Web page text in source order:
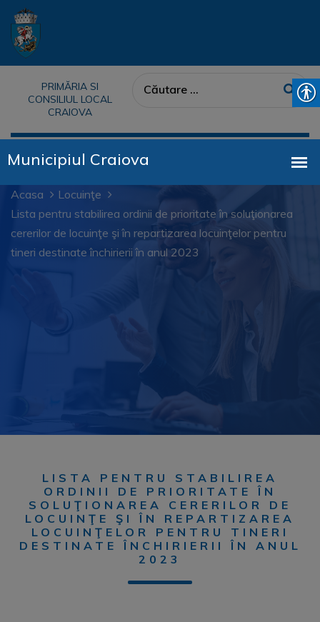
PRIMĂRIA SI
CONSILIUL LOCAL
CRAIOVA
Acasa
Locuinţe
Lista pentru stabilirea ordinii de prioritate în soluţionarea
cererilor de locuinţe şi în repartizarea locuinţelor pentru
tineri destinate închirierii în anul 2023
LISTA PENTRU STABILIREA
ORDINII DE PRIORITATE ÎN
SOLUŢIONAREA CERERILOR DE
LOCUINŢE ŞI ÎN REPARTIZAREA
LOCUINŢELOR PENTRU TINERI
DESTINATE ÎNCHIRIERII ÎN ANUL
2023